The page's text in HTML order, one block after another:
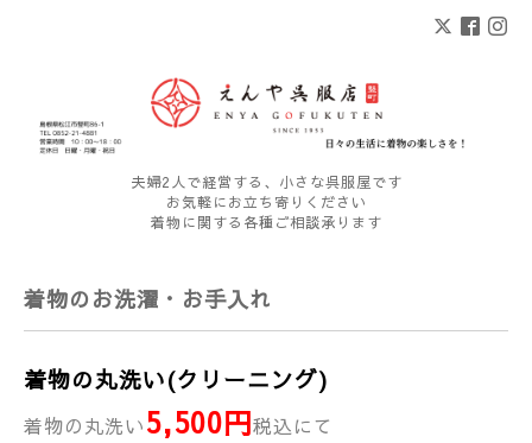
夫婦2人で経営する、小さな呉服屋です
お気軽にお立ち寄りください
着物に関する各種ご相談承ります
着物のお洗濯・お手入れ
着物の丸洗い(クリーニング)
着物の丸洗い5,500円税込にて